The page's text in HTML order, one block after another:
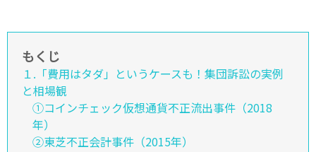
もくじ
１.「費用はタダ」というケースも！集団訴訟の実例
と相場観
①コインチェック仮想通貨不正流出事件（2018
年）
②東芝不正会計事件（2015年）